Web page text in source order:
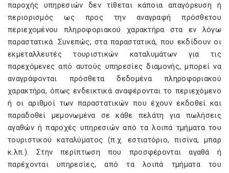
παροχής υπηρεσιών δεν τίθεται κάποια απαγόρευση ή
περιορισμός ως προς την αναγραφή πρόσθετου
περιεχομένου πληροφοριακού χαρακτήρα στα εν λόγω
παραστατικά. Συνεπώς, στα παραστατικά, που εκδίδουν οι
εκμεταλλευτές τουριστικών καταλυμάτων για τις
παρεχόμενες από αυτούς υπηρεσίες διαμονής, μπορεί να
αναγράφονται πρόσθετα δεδομένα πληροφοριακού
χαρακτήρα, όπως ενδεικτικά αναφέρονται το περιεχόμενο
ή οι αριθμοί των παραστατικών που έχουν εκδοθεί και
παραδοθεί μεμονωμένα σε κάθε πελάτη για πωλήσεις
αγαθών ή παροχές υπηρεσιών από τα λοιπά τμήματα του
τουριστικού καταλύματος (π.χ. εστιατόριο, πισίνα, μπαρ
κ.λπ.). Στην περίπτωση που προσφέρονται αγαθά ή
παρέχονται υπηρεσίες, από τα λοιπά τμήματα του